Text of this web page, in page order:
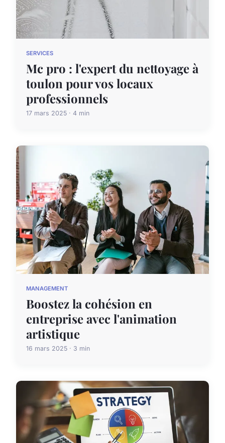
SERVICES
Mc pro : l'expert du nettoyage à
toulon pour vos locaux
professionnels
17 mars 2025 · 4 min
MANAGEMENT
Boostez la cohésion en
entreprise avec l'animation
artistique
16 mars 2025 · 3 min